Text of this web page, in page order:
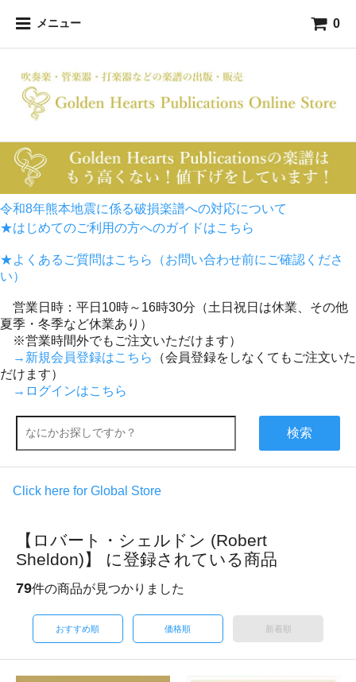
メニュー 0
令和8年熊本地震に係る破損楽譜への対応について
★はじめてのご利用の方へのガイドはこちら
★よくあるご質問はこちら（お問い合わせ前にご確認くださ
い）
営業日時：平日10時～16時30分（土日祝日は休業、その他
夏季・冬季など休業あり）
※営業時間外でもご注文いただけます）
→新規会員登録はこちら
（会員登録をしなくてもご注文いた
だけます）
→ログインはこちら
検索
Click here for Global Store
【ロバート・シェルドン (Robert
Sheldon)】 に登録されている商品
79件の商品が見つかりました
おすすめ順 価格順 新着順